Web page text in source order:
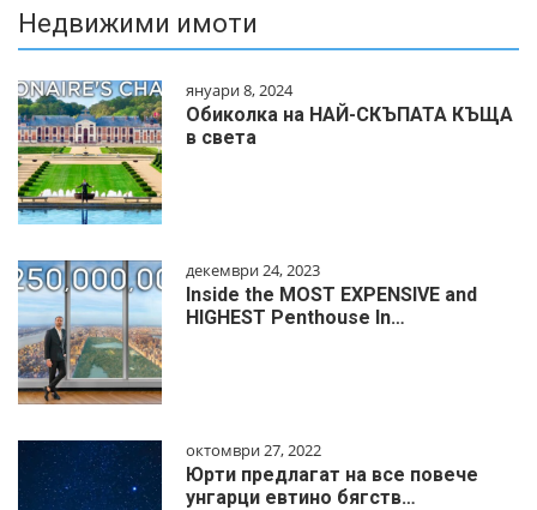
Недвижими имоти
януари 8, 2024
Обиколка на НАЙ-СКЪПАТА КЪЩА
в света
декември 24, 2023
Inside the MOST EXPENSIVE and
HIGHEST Penthouse In…
октомври 27, 2022
Юрти предлагат на все повече
унгарци евтино бягств…